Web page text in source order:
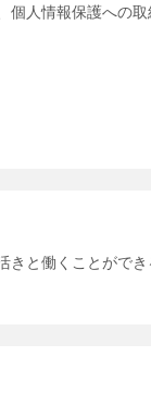
人情報保護への取
きと働くことがで